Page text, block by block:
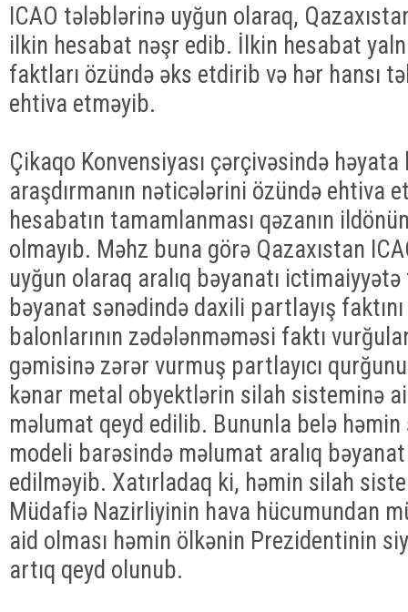
ICAO tələblərinə uyğun olaraq,
ilkin hesabat nəşr edib. İlkin hesabat
faktları özündə əks etdirib və hər hansı
ehtiva etməyib.
Çikaqo Konvensiyası çərçivəsində
araşdırmanın nəticələrini özündə ehtiva
hesabatın tamamlanması qəzanın
olmayıb. Məhz buna görə Qazaxıstan
uyğun olaraq aralıq bəyanatı
bəyanat sənədində daxili partlayış
balonlarının zədələnməməsi faktı
gəmisinə zərər vurmuş partlayıcı
kənar metal obyektlərin silah sisteminə
məlumat qeyd edilib. Bununla belə
modeli barəsində məlumat aralıq
edilməyib. Xatırladaq ki, həmin silah
Müdafiə Nazirliyinin hava hücumundan
aid olması həmin ölkənin Prezidentinin
artıq qeyd olunub.